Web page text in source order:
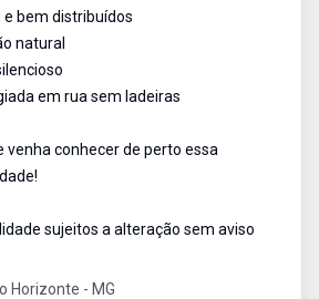
bem distribuídos
natural
em rua sem ladeiras
venha conhecer de perto essa
sujeitos a alteração sem aviso
Horizonte - MG